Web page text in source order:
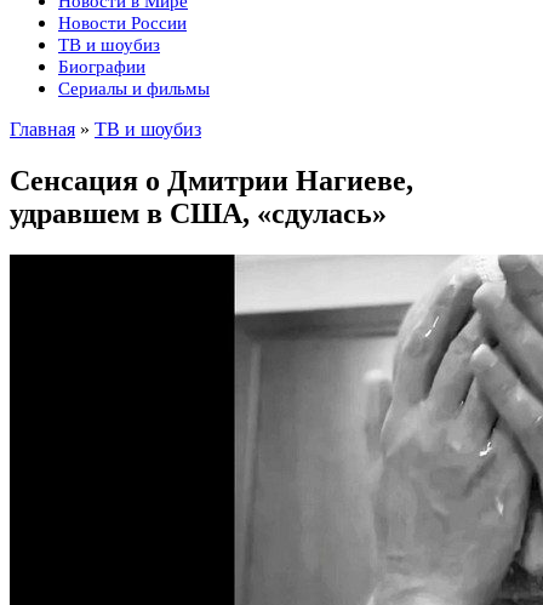
Новости России
ТВ и шоубиз
Биографии
Сериалы и фильмы
Главная » ТВ и шоубиз
Сенсация о Дмитрии Нагиеве,
удравшем в США, «сдулась»